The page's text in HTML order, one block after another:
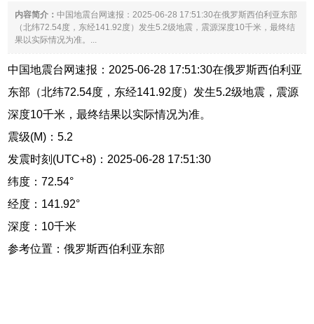
内容简介：中国地震台网速报：2025-06-28 17:51:30在俄罗斯西伯利亚东部
（北纬72.54度，东经141.92度）发生5.2级地震，震源深度10千米，最终结
果以实际情况为准。...
中国地震台网速报：2025-06-28 17:51:30在俄罗斯西伯利亚
东部（北纬72.54度，东经141.92度）发生5.2级地震，震源
深度10千米，最终结果以实际情况为准。
震级(M)：5.2
发震时刻(UTC+8)：2025-06-28 17:51:30
纬度：72.54°
经度：141.92°
深度：10千米
参考位置：俄罗斯西伯利亚东部